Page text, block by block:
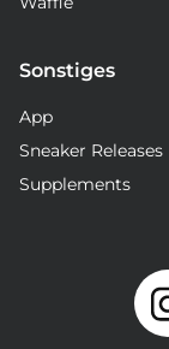
Sonstiges
App
Sneaker Releases
Supplements